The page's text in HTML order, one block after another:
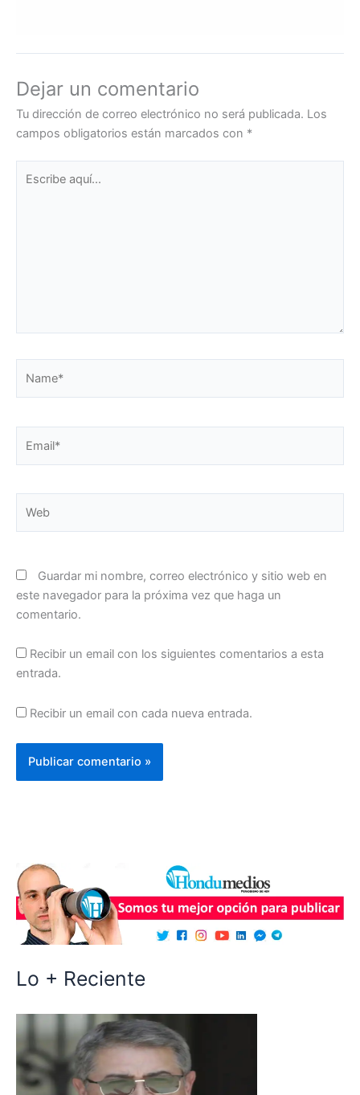
Dejar un comentario
Tu dirección de correo electrónico no será publicada. Los
campos obligatorios están marcados con *
Guardar mi nombre, correo electrónico y sitio web en
este navegador para la próxima vez que haga un
comentario.
Recibir un email con los siguientes comentarios a esta
entrada.
Recibir un email con cada nueva entrada.
Lo + Reciente